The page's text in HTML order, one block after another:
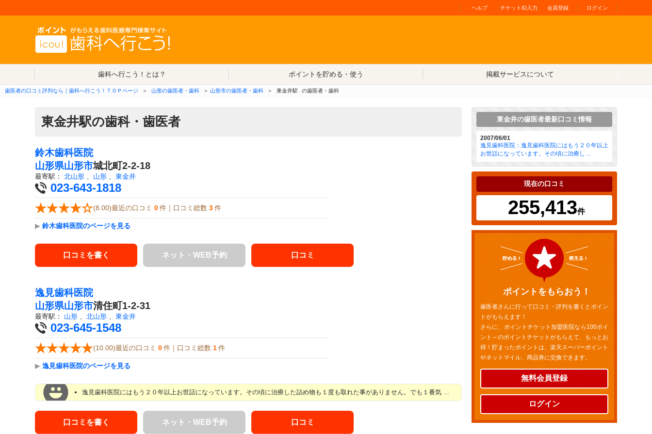
ヘルプ チケットID入力 会員登録 ログイン
歯科へ行こう！とは？
ポイントを貯める・使う 掲載サービスについて
歯医者の口コミ評判なら｜歯科へ行こう！ＴＯＰページ ＞ 山形の歯医者・歯科 ＞ 山形市の歯医者・歯科 ＞ 東金井駅 の歯医者・歯科
東金井駅の歯科・歯医者
鈴木歯科医院
山形県山形市城北町2-2-18
最寄駅： 北山形 山形 東金井
023-643-1818
(8.00)最近の口コミ 0 件｜口コミ総数 3 件
▶ 鈴木歯科医院のページを見る
口コミを書く ネット・WEB予約 口コミ
逸見歯科医院
山形県山形市清住町1-2-31
最寄駅： 山形 北山形 東金井
023-645-1548
(10.00)最近の口コミ 0 件｜口コミ総数 1 件
▶ 逸見歯科医院のページを見る
逸見歯科医院にはもう２０年以上お世話になっています。その頃に治療した詰め物も１度も取れた事がありません。でも１番気 ...
口コミを書く ネット・WEB予約 口コミ
東金井の歯医者最新口コミ情報
2007/06/01
逸見歯科医院：逸見歯科医院にはもう２０年以上
お世話になっています。その頃に治療し ...
現在の口コミ
255,413件
ポイントをもらおう！
歯医者さんに行って口コミ・評判を書くとポイン
トがもらえます！
さらに、ポイントチケット加盟医院なら100ポイ
ント～のポイントチケットがもらえて、もっとお
得！貯まったポイントは、楽天スーパーポイント
やネットマイル、商品券に交換できます。
無料会員登録
ログイン